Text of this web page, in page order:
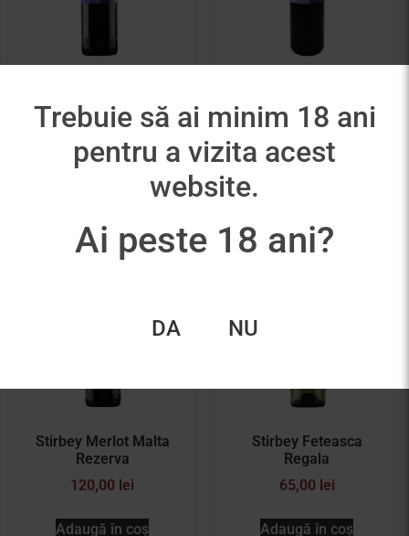
105,00lei
Adaugă în coș
Dragasani
79,00lei
Stirbey Merlot Malta
Rezerva
120,00 lei
Adaugă în coș
Stirbey Feteasca
Regala
65,00 lei
Adaugă în coș
Trebuie să ai minim 18 ani
pentru a vizita acest
website.
Ai peste 18 ani?
DA NU